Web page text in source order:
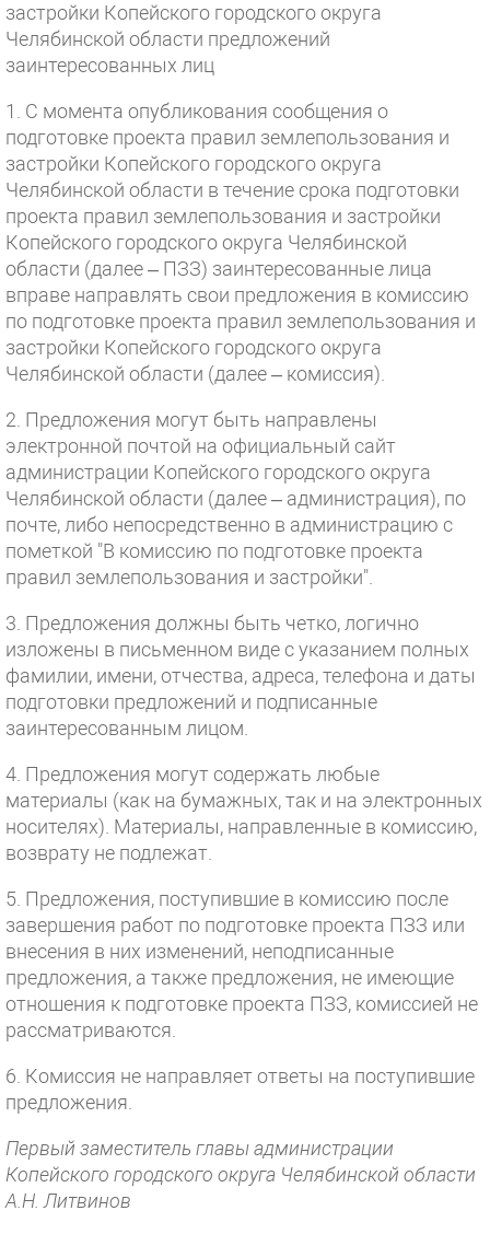
застройки Копейского городского округа
Челябинской области предложений
заинтересованных лиц
1. С момента опубликования сообщения о
подготовке проекта правил землепользования и
застройки Копейского городского округа
Челябинской области в течение срока подготовки
проекта правил землепользования и застройки
Копейского городского округа Челябинской
области (далее – ПЗЗ) заинтересованные лица
вправе направлять свои предложения в комиссию
по подготовке проекта правил землепользования и
застройки Копейского городского округа
Челябинской области (далее – комиссия).
2. Предложения могут быть направлены
электронной почтой на официальный сайт
администрации Копейского городского округа
Челябинской области (далее – администрация), по
почте, либо непосредственно в администрацию с
пометкой "В комиссию по подготовке проекта
правил землепользования и застройки".
3. Предложения должны быть четко, логично
изложены в письменном виде с указанием полных
фамилии, имени, отчества, адреса, телефона и даты
подготовки предложений и подписанные
заинтересованным лицом.
4. Предложения могут содержать любые
материалы (как на бумажных, так и на электронных
носителях). Материалы, направленные в комиссию,
возврату не подлежат.
5. Предложения, поступившие в комиссию после
завершения работ по подготовке проекта ПЗЗ или
внесения в них изменений, неподписанные
предложения, а также предложения, не имеющие
отношения к подготовке проекта ПЗЗ, комиссией не
рассматриваются.
6. Комиссия не направляет ответы на поступившие
предложения.
Первый заместитель главы администрации
Копейского городского округа Челябинской области
А.Н. Литвинов